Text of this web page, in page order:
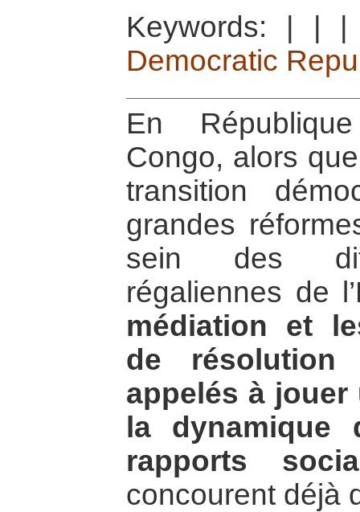
Keywords:
Democratic
En
Congo, alors
transition
grandes
sein des
régaliennes de
médiation et
de
appelés à
la dynamique
rapports
concourent déjà